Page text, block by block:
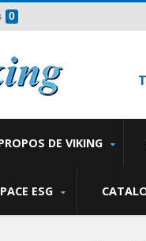
0
DE VIKING
ESG